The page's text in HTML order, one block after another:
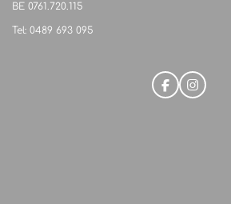
BE 0761.720.115
Tel: 0489 693 095
F
a
I
n